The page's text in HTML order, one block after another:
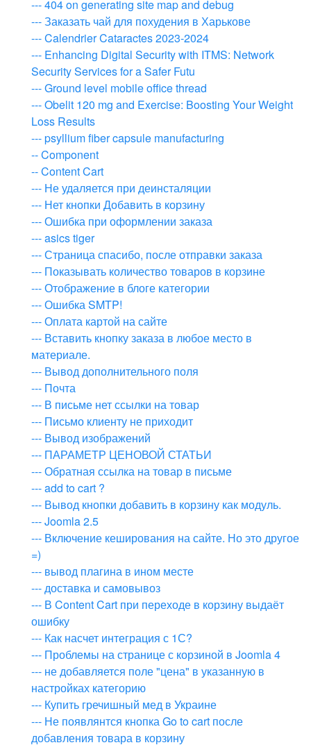
--- 404 on generating site map and debug
--- Заказать чай для похудения в Харькове
--- Calendrier Cataractes 2023-2024
--- Enhancing Digital Security with ITMS: Network
Security Services for a Safer Futu
--- Ground level mobile office thread
--- Obelit 120 mg and Exercise: Boosting Your Weight
Loss Results
--- psyllium fiber capsule manufacturing
-- Component
-- Content Cart
--- Не удаляется при деинсталяции
--- Нет кнопки Добавить в корзину
--- Ошибка при оформлении заказа
--- asics tiger
--- Страница спасибо, после отправки заказа
--- Показывать количество товаров в корзине
--- Отображение в блоге категории
--- Ошибка SMTP!
--- Оплата картой на сайте
--- Вставить кнопку заказа в любое место в
материале.
--- Вывод дополнительного поля
--- Почта
--- В письме нет ссылки на товар
--- Письмо клиенту не приходит
--- Вывод изображений
--- ПАРАМЕТР ЦЕНОВОЙ СТАТЬИ
--- Обратная ссылка на товар в письме
--- add to cart ?
--- Вывод кнопки добавить в корзину как модуль.
--- Joomla 2.5
--- Включение кеширования на сайте. Но это другое
=)
--- вывод плагина в ином месте
--- доставка и самовывоз
--- В Content Cart при переходе в корзину выдаёт
ошибку
--- Как насчет интеграция с 1С?
--- Проблемы на странице с корзиной в Joomla 4
--- не добавляется поле "цена" в указанную в
настройках категорию
--- Купить гречишный мед в Украине
--- Не появлянтся кнопка Go to cart после
добавления товара в корзину